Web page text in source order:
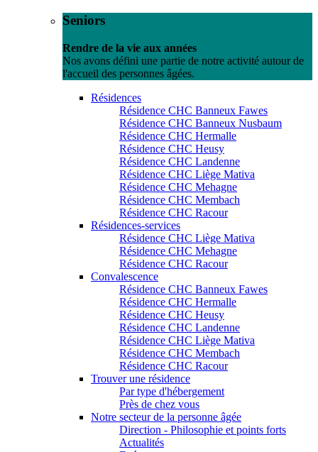
Seniors
Rendre de la vie aux années
Nos avons défini une partie de notre activité autour de
l'accueil des personnes âgées.
Résidences
Résidence CHC Banneux Fawes
Résidence CHC Banneux Nusbaum
Résidence CHC Hermalle
Résidence CHC Heusy
Résidence CHC Landenne
Résidence CHC Liège Mativa
Résidence CHC Mehagne
Résidence CHC Membach
Résidence CHC Racour
Résidences-services
Résidence CHC Liège Mativa
Résidence CHC Mehagne
Résidence CHC Racour
Convalescence
Résidence CHC Banneux Fawes
Résidence CHC Hermalle
Résidence CHC Heusy
Résidence CHC Landenne
Résidence CHC Liège Mativa
Résidence CHC Membach
Résidence CHC Racour
Trouver une résidence
Par type d'hébergement
Près de chez vous
Notre secteur de la personne âgée
Direction - Philosophie et points forts
Actualités